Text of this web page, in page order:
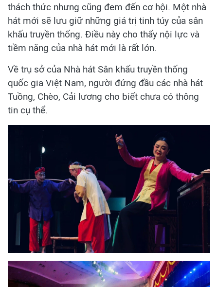
thách thức nhưng cũng đem đến cơ hội. Một nhà
hát mới sẽ lưu giữ những giá trị tinh túy của sân
khấu truyền thống. Điều này cho thấy nội lực và
tiềm năng của nhà hát mới là rất lớn.
Về trụ sở của Nhà hát Sân khấu truyền thống
quốc gia Việt Nam, người đứng đầu các nhà hát
Tuồng, Chèo, Cải lương cho biết chưa có thông
tin cụ thể.